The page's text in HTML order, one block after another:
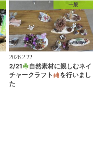
一般
2026.2.22
2/21
自然素材に親しむネイ
チャークラフト
を行いまし
た